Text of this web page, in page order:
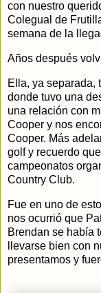
con nuestro
Colegual de
semana de la
Años después
Ella, ya separada,
donde tuvo una
una relación con
Cooper y nos
Cooper. Más
golf y recuerdo
campeonatos
Country Club.
Fue en uno de
nos ocurrió que
Brendan se había
llevarse bien con
presentamos y